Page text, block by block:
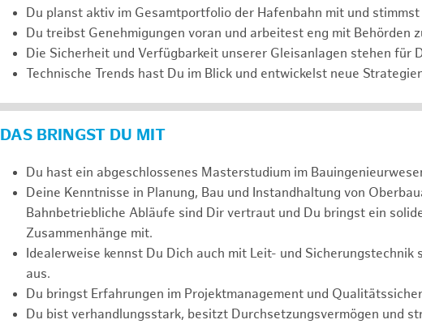
Du planst aktiv im Gesamtportfolio der Hafenbahn mit und
Du treibst Genehmigungen voran und arbeitest eng mit Behörden
Die Sicherheit und Verfügbarkeit unserer Gleisanlagen stehen für
Technische Trends hast Du im Blick und entwickelst neue
DAS BRINGST DU MIT
Du hast ein abgeschlossenes Masterstudium im
Deine Kenntnisse in Planung, Bau und Instandhaltung von
Bahnbetriebliche Abläufe sind Dir vertraut und Du bringst ein
Zusammenhänge mit.
Idealerweise kennst Du Dich auch mit Leit- und
aus.
Du bringst Erfahrungen im Projektmanagement und
Du bist verhandlungsstark, besitzt Durchsetzungsvermögen und